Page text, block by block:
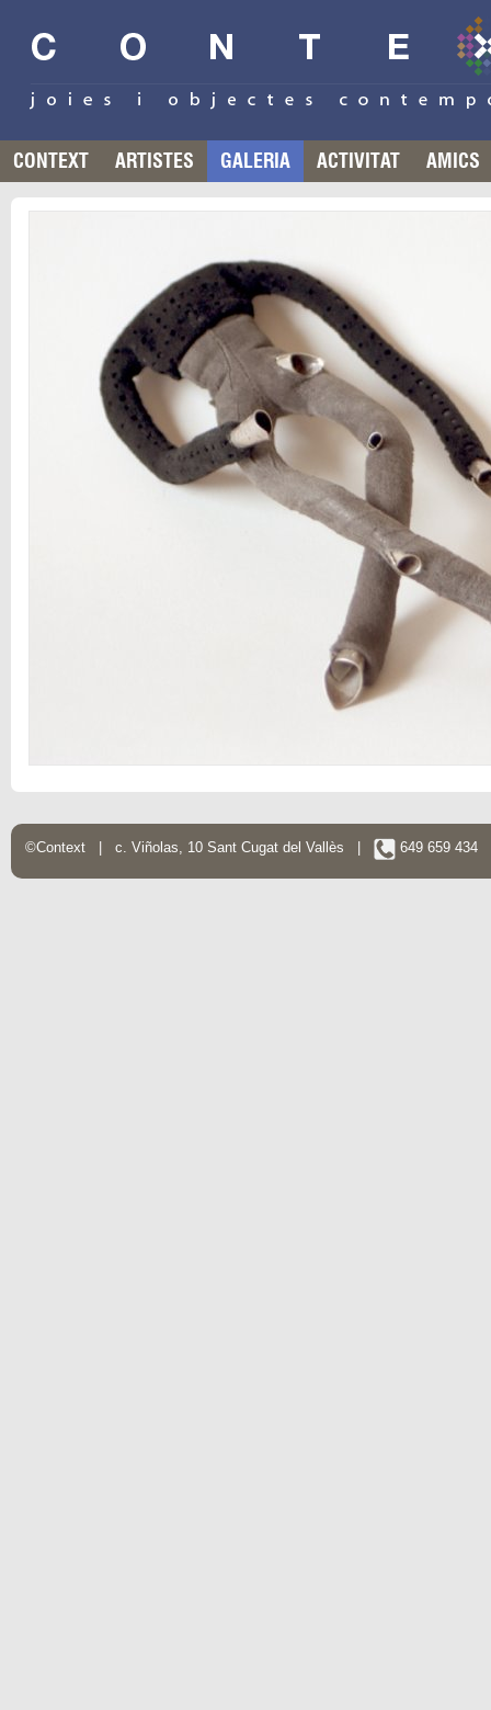
CONTEXT ARTISTES GALERIA ACTIVITAT AMICS
©Context | c. Viñolas, 10 Sant Cugat del Vallès | 649 659